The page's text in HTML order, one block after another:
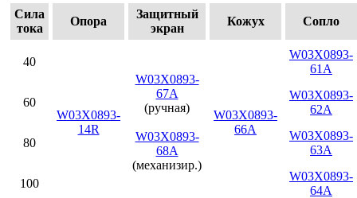
Сила
тока
Опора
Защитный
экран
Кожух Сопло
40
W03X0893-
14R
W03X0893-
67A
(ручная)
W03X0893-
68A
(механизир.)
W03X0893-
66A
W03X0893-
61A
60
W03X0893-
62A
80
W03X0893-
63A
100
W03X0893-
64A